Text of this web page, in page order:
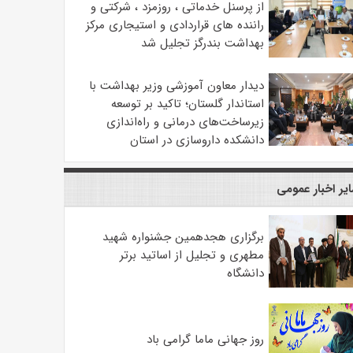
از پرسنل خدماتی ، روزمزد ، شرکتی و
راننده های قراردادی و استیجاری مرکز
بهداشت بندرگز تجلیل شد
دیدار معاون آموزشی وزیر بهداشت با
استاندار گلستان؛ تاکید بر توسعه
زیرساخت‌های درمانی و راه‌اندازی
دانشکده داروسازی در استان
اخبار عمومی
برگزاری هجدهمین جشنواره شهید
مطهری و تجلیل از اساتید برتر
دانشگاه
روز جهانی ماما گرامی باد